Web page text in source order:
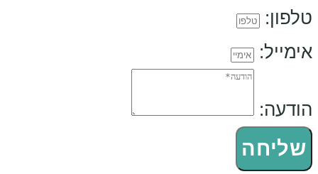
טלפון:
אימייל:
הודעה:
שליחה